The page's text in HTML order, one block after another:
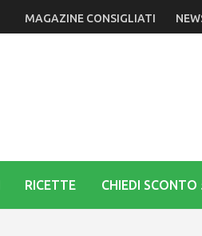
la Dop
MAGAZINE CONSIGLIATI
RICETTE CHIEDI SCONTO